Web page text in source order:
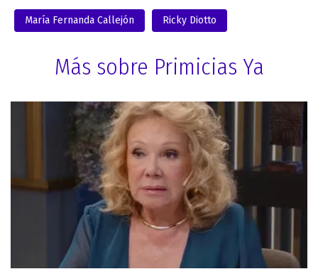
María Fernanda Callejón Ricky Diotto
Más sobre Primicias Ya